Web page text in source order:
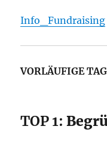
Info_Fundraising
VORLÄUFIGE
TOP 1: